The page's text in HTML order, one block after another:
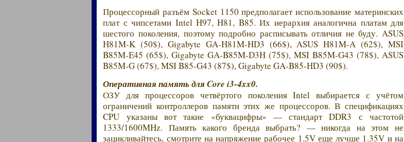
Процессорный разъём Socket 1150 предполагает использование материнских
плат с чипсетами Intel H97, H81, B85. Их иерархия аналогична платам для
шестого поколения, поэтому подробно расписывать отличия не буду. ASUS
H81M-K (50$), Gigabyte GA-H81M-HD3 (66$), ASUS H81M-A (62$), MSI
B85M-E45 (65$), Gigabyte GA-B85M-D3H (75$), MSI B85M-G43 (78$), ASUS
B85M-G (67$), MSI B85-G43 (87$), Gigabyte GA-B85-HD3 (90$).
Оперативная память для Core i3-4xx0.
ОЗУ для процессоров четвёртого поколения Intel выбирается с учётом
ограничений контроллеров памяти этих же процессоров. В спецификациях
CPU указаны вот такие «буквацифры» — стандарт DDR3 с частотой
1333/1600MHz. Память какого бренда выбрать? — никогда на этом не
зацикливайтесь, смотрите на напряжение рабочее 1.5V еще лучше 1.35V и на